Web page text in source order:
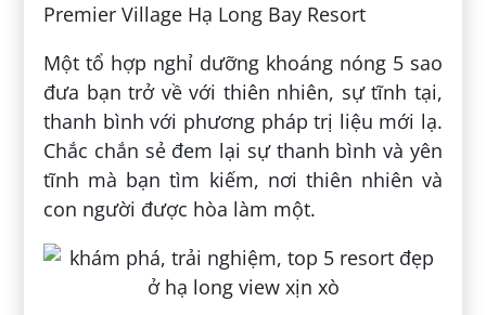
Premier Village Hạ Long Bay Resort
Một tổ hợp nghỉ dưỡng khoáng nóng 5 sao
đưa bạn trở về với thiên nhiên, sự tĩnh tại,
thanh bình với phương pháp trị liệu mới lạ.
Chắc chắn sẻ đem lại sự thanh bình và yên
tĩnh mà bạn tìm kiếm, nơi thiên nhiên và
con người được hòa làm một.